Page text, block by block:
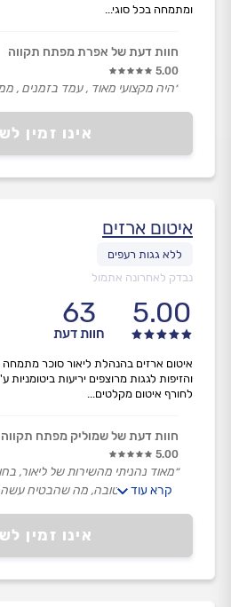
אינו זמין
ומתמחה בכל סוגי...
חוות דעת של אפרת מפתח תקווה
5.00
״היה מקצועי מאוד , עמד בזמנים ,
איטום ארזים
נבדק לאחרונה אתמול
5.00
63
חוות דעת
אינו זמין
איטום ארזים בהנהלת ליאור סוכר מתמחה
והזיפות לגגות מרוצפים יריעות ביטומניות
לחורף איטום מקלטים...
חוות דעת של שמוליק מפתח תקווה
5.00
״מאוד נהניתי מהשירות של ליאור,
התרשמתי לטובה, מה שהבטיח עשה
קרא עוד